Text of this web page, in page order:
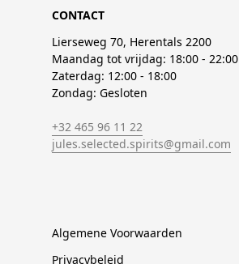
CONTACT
Lierseweg 70, Herentals 2200
Maandag tot vrijdag: 18:00 - 22:00
Zaterdag: 12:00 - 18:00
Zondag: Gesloten
+32 465 96 11 22
jules.selected.spirits@gmail.com
Algemene Voorwaarden
Privacybeleid